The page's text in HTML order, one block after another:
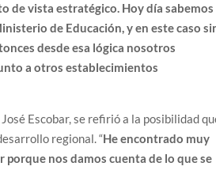
de vista estratégico. Hoy día sabemos
de Educación, y en este caso
desde esa lógica nosotros
a otros establecimientos
Escobar, se refirió a la posibilidad
regional. “He encontrado muy
nos damos cuenta de lo que se